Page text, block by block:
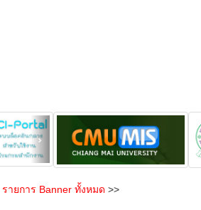
รายการ Banner ทั้งหมด >>